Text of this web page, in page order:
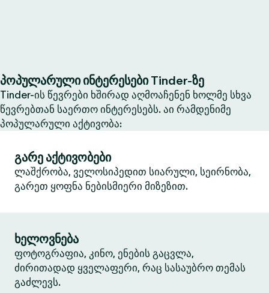
პოპულარული ინტერესები Tinder-ზე
Tinder-ის წევრები ხშირად აღმოაჩენენ ხოლმე სხვა
წევრებთან საერთო ინტერესებს. აი რამდენიმე
პოპულარული აქტივობა:
გარე აქტივობები
ლაშქრობა, ველოსიპედით სიარული, სეირნობა,
გარეთ ყოფნა ნებისმიერი მიზეზით.
ხელოვნება
ფოტოგრაფია, კინო, ენების გაცვლა,
ძირითადად ყველაფერი, რაც სასაუბრო თემას
გაძლევს.